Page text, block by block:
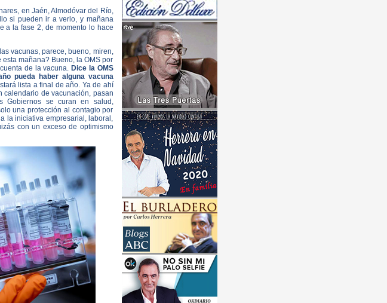
en Jaén, Almodóvar del Río,
si pueden ir a verlo, y mañana
a la fase 2, de momento lo hace
vacunas, parece, bueno, miren,
mañana? Bueno, la OMS por
de la vacuna. Dice la OMS
pueda haber alguna vacuna
lista a final de año. Ya de ahí
calendario de vacunación, pasan
Gobiernos se curan en salud,
una protección al contagio por
la iniciativa empresarial, laboral,
con un exceso de optimismo